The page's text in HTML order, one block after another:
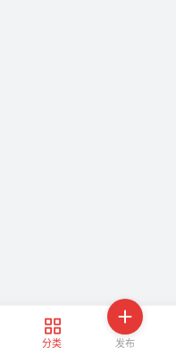
分类 发布